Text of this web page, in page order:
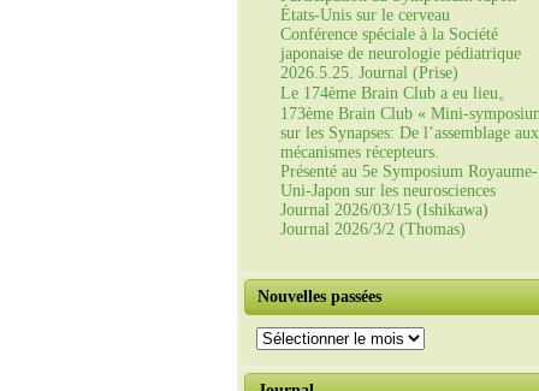
États-Unis sur le cerveau
Conférence spéciale à la Société
japonaise de neurologie pédiatrique
2026.5.25. Journal (Prise)
Le 174ème Brain Club a eu lieu。
173ème Brain Club « Mini-
sur les Synapses: De l’assemblage aux
mécanismes récepteurs.
Présenté au 5e Symposium Royaume-
Uni-Japon sur les neurosciences
Journal 2026/03/15 (Ishikawa)
Journal 2026/3/2 (Thomas)
Nouvelles passées
Nouvelles
passées